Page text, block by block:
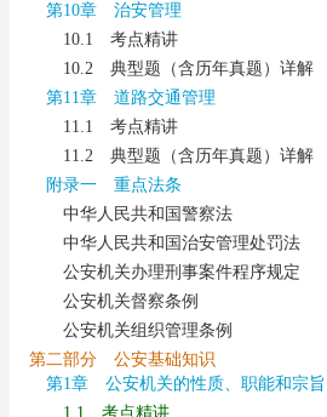
第10章 治安管理
10.1 考点精讲
10.2 典型题（含历年真题）详解
第11章 道路交通管理
11.1 考点精讲
11.2 典型题（含历年真题）详解
附录一 重点法条
中华人民共和国警察法
中华人民共和国治安管理处罚法
公安机关办理刑事案件程序规定
公安机关督察条例
公安机关组织管理条例
第二部分 公安基础知识
第1章 公安机关的性质、职能和宗旨
1.1 考点精讲